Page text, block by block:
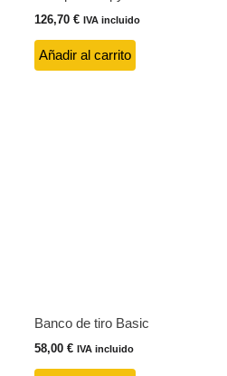
126,70 € IVA incluido
Añadir al carrito
Banco de tiro Basic
58,00 € IVA incluido